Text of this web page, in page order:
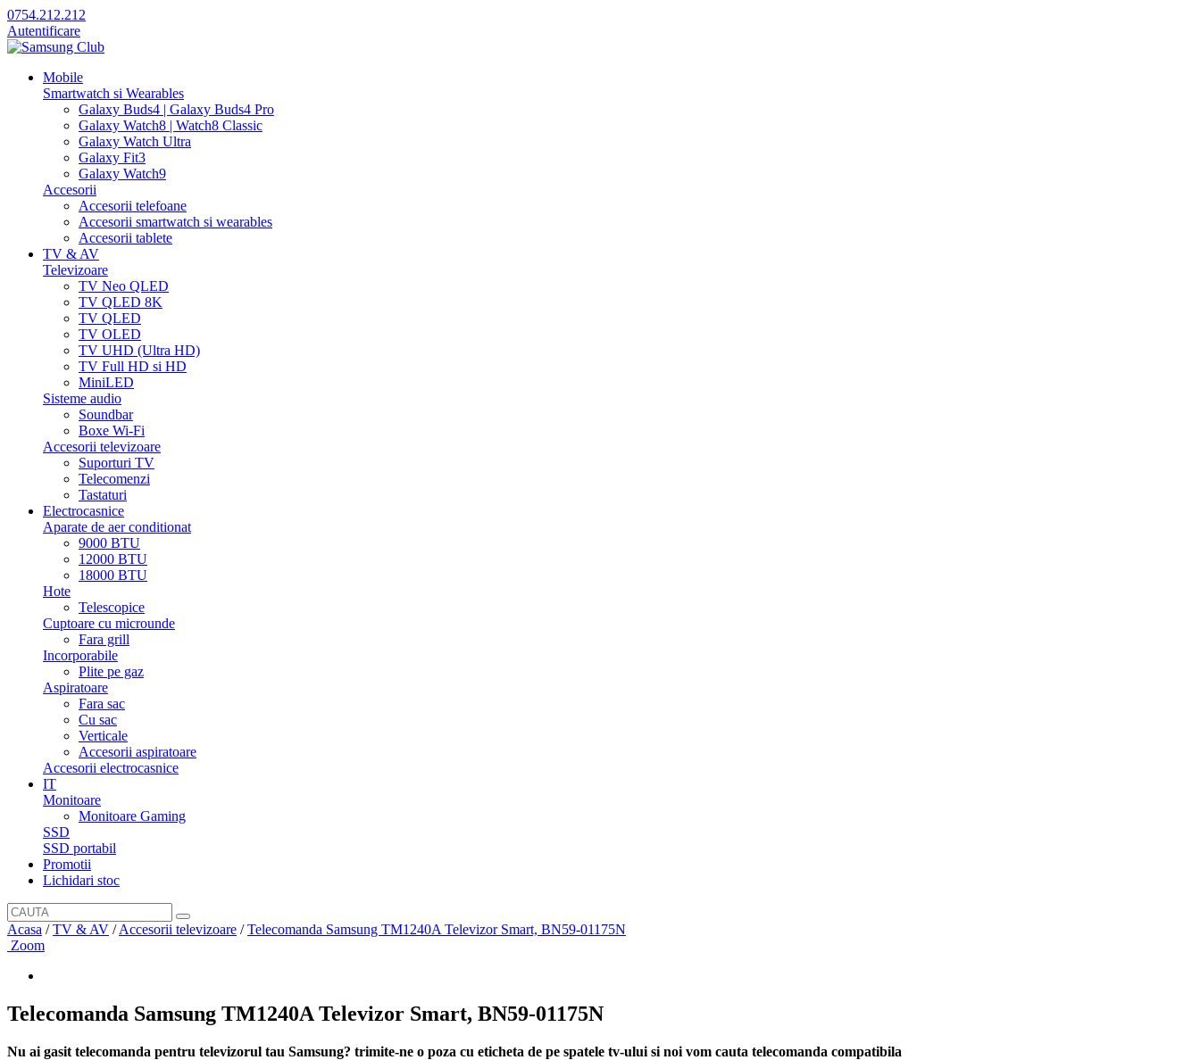
0754.212.212
Autentificare
Mobile
Smartwatch si Wearables
Galaxy Buds4 | Galaxy Buds4 Pro
Galaxy Watch8 | Watch8 Classic
Galaxy Watch Ultra
Galaxy Fit3
Galaxy Watch9
Accesorii
Accesorii telefoane
Accesorii smartwatch si wearables
Accesorii tablete
TV & AV
Televizoare
TV Neo QLED
TV QLED 8K
TV QLED
TV OLED
TV UHD (Ultra HD)
TV Full HD si HD
MiniLED
Sisteme audio
Soundbar
Boxe Wi-Fi
Accesorii televizoare
Suporturi TV
Telecomenzi
Tastaturi
Electrocasnice
Aparate de aer conditionat
9000 BTU
12000 BTU
18000 BTU
Hote
Telescopice
Cuptoare cu microunde
Fara grill
Incorporabile
Plite pe gaz
Aspiratoare
Fara sac
Cu sac
Verticale
Accesorii aspiratoare
Accesorii electrocasnice
IT
Monitoare
Monitoare Gaming
SSD
SSD portabil
Promotii
Lichidari stoc
Acasa /TV & AV /Accesorii televizoare /Telecomanda Samsung TM1240A Televizor Smart, BN59-01175N
Zoom
Telecomanda Samsung TM1240A Televizor Smart, BN59-01175N
Nu ai gasit telecomanda pentru televizorul tau Samsung? trimite-ne o poza cu eticheta de pe spatele tv-ului si noi vom cauta telecomanda compatibila